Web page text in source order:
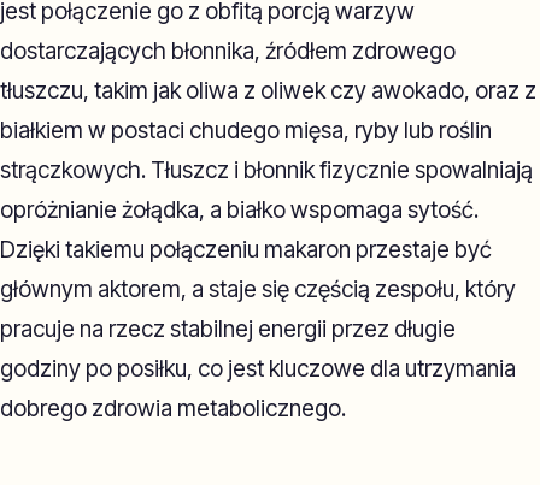
jest połączenie go z obfitą porcją warzyw
dostarczających błonnika, źródłem zdrowego
tłuszczu, takim jak oliwa z oliwek czy awokado, oraz z
białkiem w postaci chudego mięsa, ryby lub roślin
strączkowych. Tłuszcz i błonnik fizycznie spowalniają
opróżnianie żołądka, a białko wspomaga sytość.
Dzięki takiemu połączeniu makaron przestaje być
głównym aktorem, a staje się częścią zespołu, który
pracuje na rzecz stabilnej energii przez długie
godziny po posiłku, co jest kluczowe dla utrzymania
dobrego zdrowia metabolicznego.